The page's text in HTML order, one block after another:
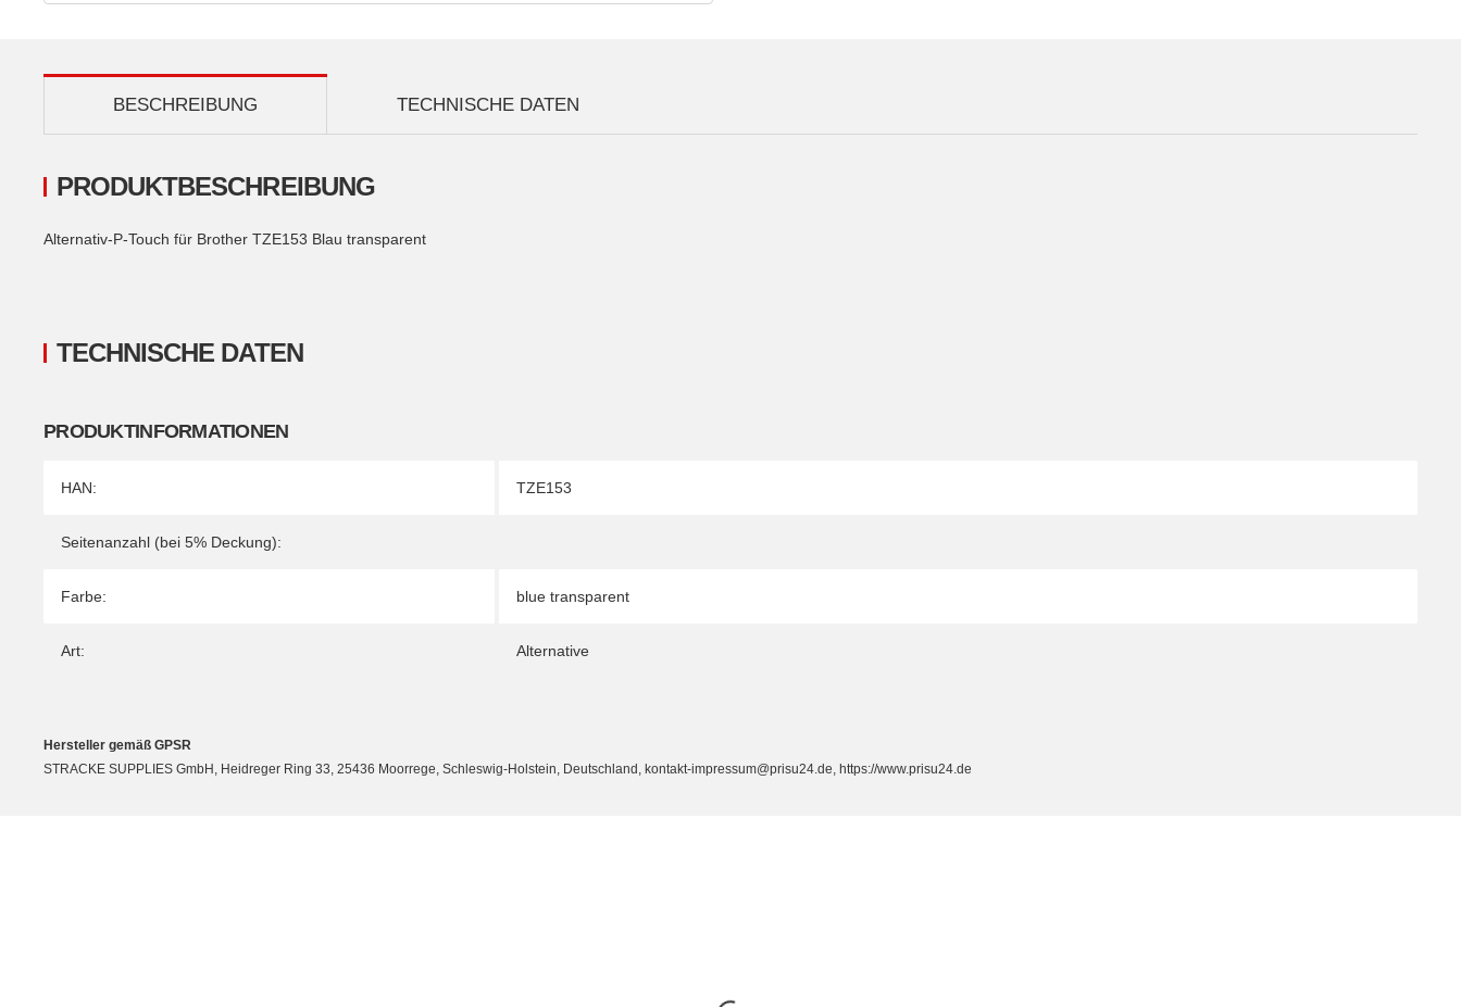
TECHNISCHE DATEN
BESCHREIBUNG
TECHNISCHE DATEN
PRODUKTINFORMATIONEN
Produkteigenschaft
Wert
HAN: TZE153
Seitenanzahl (bei 5% Deckung):
Farbe: blue transparent
Art: Alternative
PRODUKTBESCHREIBUNG
Alternativ-P-Touch für Brother TZE153 Blau transparent
Hersteller gemäß GPSR
STRACKE SUPPLIES GmbH, Heidreger Ring 33, 25436 Moorrege, Schleswig-Holstein, Deutschland, kontakt-impressum@prisu24.de, https://www.prisu24.de